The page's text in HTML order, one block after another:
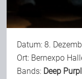
Datum: 8.
Ort: Bernexpo
Bands: Deep